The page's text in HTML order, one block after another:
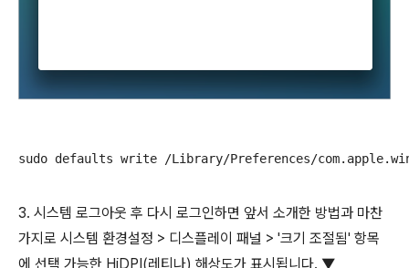
sudo defaults write /Library/Preferences/
3. 시스템 로그아웃 후 다시 로그인하면 앞서 소개한 방법과 마찬
가지로 시스템 환경설정 > 디스플레이 패널 > '크기 조절됨' 항목
에 선택 가능한 HiDPI(레티나) 해상도가 표시됩니다. ▼